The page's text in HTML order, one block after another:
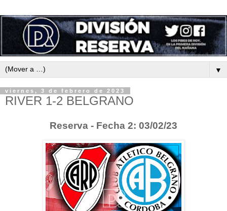
▼
viernes, 3 de febrero de 2023
RIVER 1-2 BELGRANO
Reserva - Fecha 2: 03/02/23